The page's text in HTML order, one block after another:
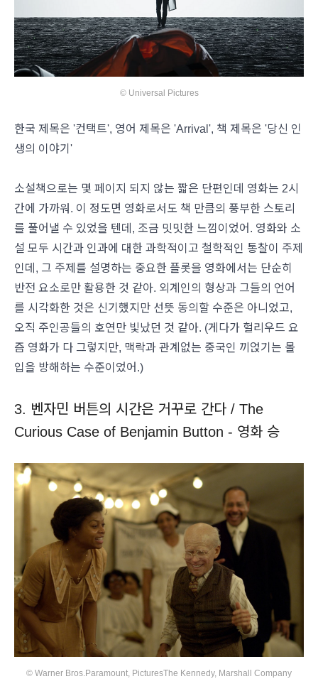
© Universal Pictures
한국 제목은 '컨택트', 영어 제목은 'Arrival', 책 제목은 '당신 인
생의 이야기'
소설책으로는 몇 페이지 되지 않는 짧은 단편인데 영화는 2시
간에 가까워. 이 정도면 영화로서도 책 만큼의 풍부한 스토리
를 풀어낼 수 있었을 텐데, 조금 밋밋한 느낌이었어. 영화와 소
설 모두 시간과 인과에 대한 과학적이고 철학적인 통찰이 주제
인데, 그 주제를 설명하는 중요한 플롯을 영화에서는 단순히
반전 요소로만 활용한 것 같아. 외계인의 형상과 그들의 언어
를 시각화한 것은 신기했지만 선뜻 동의할 수준은 아니었고,
오직 주인공들의 호연만 빛났던 것 같아. (게다가 헐리우드 요
즘 영화가 다 그렇지만, 맥락과 관계없는 중국인 끼얹기는 몰
입을 방해하는 수준이었어.)
3. 벤자민 버튼의 시간은 거꾸로 간다 / The
Curious Case of Benjamin Button - 영화 승
© Warner Bros.Paramount, PicturesThe Kennedy, Marshall Company